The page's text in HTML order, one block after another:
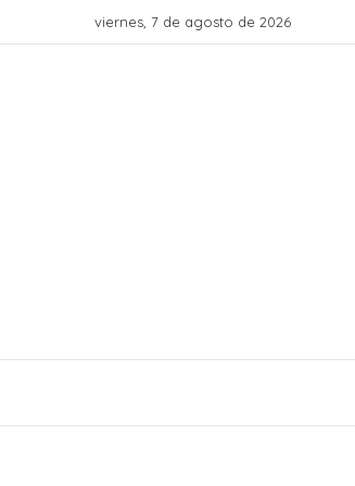
viernes, 7 de agosto de 2026